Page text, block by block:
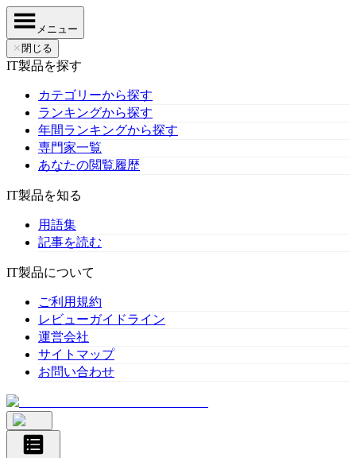
メニュー
✕ 閉じる
IT製品を探す
カテゴリーから探す
ランキングから探す
年間ランキングから探す
専門家一覧
あなたの閲覧履歴
IT製品を知る
用語集
記事を読む
IT製品について
ご利用規約
レビューガイドライン
運営会社
サイトマップ
お問い合わせ